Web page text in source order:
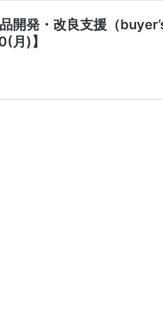
開発・改良支援（
月)】